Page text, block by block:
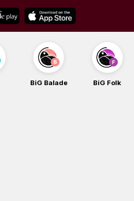
BiG Balade BiG Folk